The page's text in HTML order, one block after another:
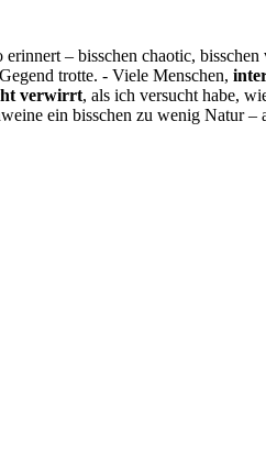
– bisschen chaotic, bisschen
trotte. - Viele Menschen,
verwirrt, als ich versucht habe,
ein bisschen zu wenig Natur